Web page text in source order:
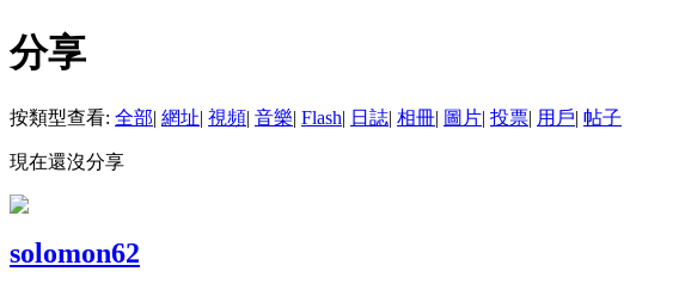
分享
按類型查看: 全部| 網址| 視頻| 音樂| Flash| 日誌| 相冊| 圖片| 投票| 用戶| 帖子
現在還沒分享
solomon62